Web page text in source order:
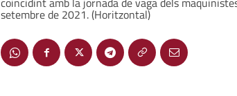
setembre de 2021. (Horitzontal)